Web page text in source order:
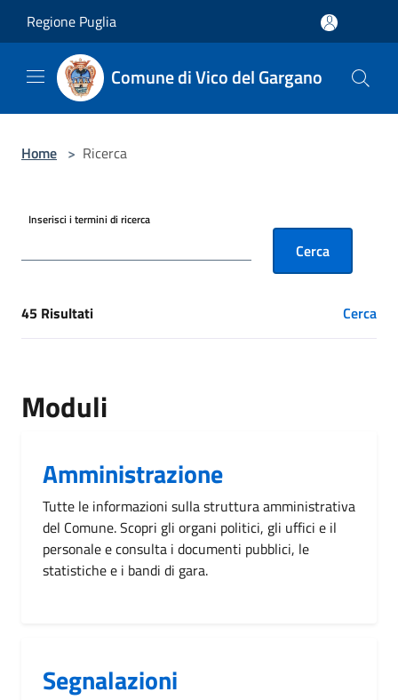
Regione Puglia
Comune di Vico del Gargano
Home > Ricerca
Inserisci i termini di ricerca
Cerca
[results] Risultati
45 Risultati Cerca
Moduli
Amministrazione
Tutte le informazioni sulla struttura amministrativa
del Comune. Scopri gli organi politici, gli uffici e il
personale e consulta i documenti pubblici, le
statistiche e i bandi di gara.
Segnalazioni